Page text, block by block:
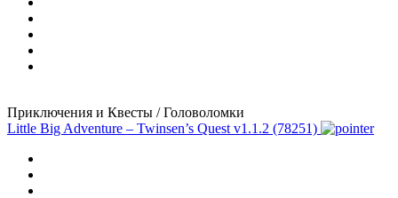
Приключения и Квесты / Головоломки
Little Big Adventure – Twinsen’s Quest v1.1.2 (78251)